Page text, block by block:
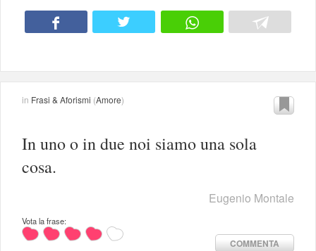
in Frasi & Aforismi (Amore)
In uno o in due noi siamo una sola
cosa.
Eugenio Montale
Vota la frase:
COMMENTA